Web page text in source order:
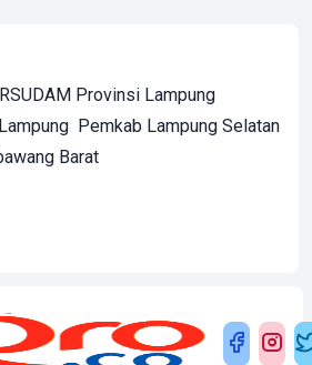
RSUDAM Provinsi Lampung
Pemkab Lampung Selatan
Barat